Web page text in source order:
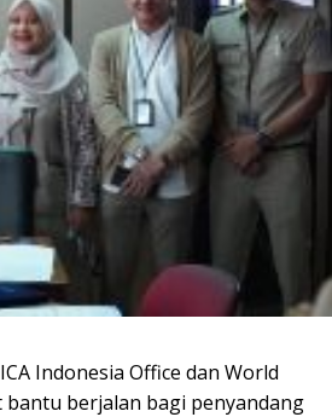
Indonesia Office dan World
bantu berjalan bagi penyandang